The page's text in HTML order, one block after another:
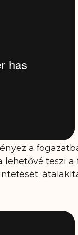
a
teszi